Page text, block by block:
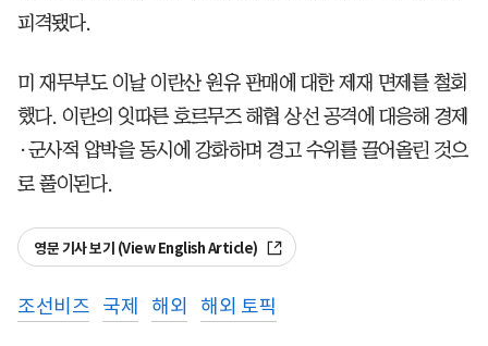
피격됐다.
미 재무부도 이날 이란산 원유 판매에 대한 제재 면제를 철회
했다. 이란의 잇따른 호르무즈 해협 상선 공격에 대응해 경제
·군사적 압박을 동시에 강화하며 경고 수위를 끌어올린 것으
로 풀이된다.
영문 기사 보기 (View English Article)
조선비즈 국제 해외 해외 토픽